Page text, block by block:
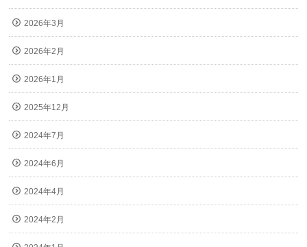
2026年3月
2026年2月
2026年1月
2025年12月
2024年7月
2024年6月
2024年4月
2024年2月